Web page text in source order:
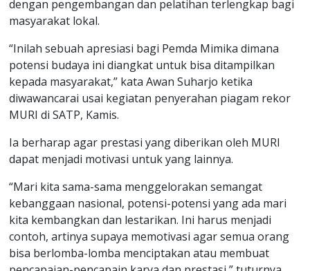
dengan pengembangan dan pelatihan terlengkap bagi
masyarakat lokal.
“Inilah sebuah apresiasi bagi Pemda Mimika dimana
potensi budaya ini diangkat untuk bisa ditampilkan
kepada masyarakat,” kata Awan Suharjo ketika
diwawancarai usai kegiatan penyerahan piagam rekor
MURI di SATP, Kamis.
Ia berharap agar prestasi yang diberikan oleh MURI
dapat menjadi motivasi untuk yang lainnya.
“Mari kita sama-sama menggelorakan semangat
kebanggaan nasional, potensi-potensi yang ada mari
kita kembangkan dan lestarikan. Ini harus menjadi
contoh, artinya supaya memotivasi agar semua orang
bisa berlomba-lomba menciptakan atau membuat